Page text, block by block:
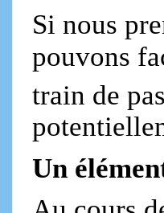
Si nous
pouvons
train de
Un